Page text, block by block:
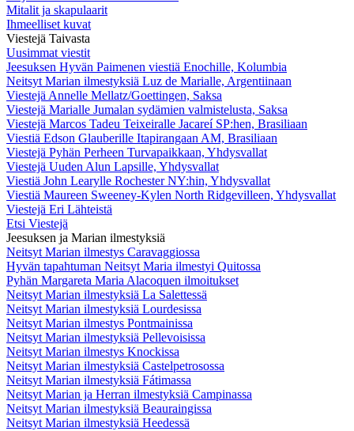
Mitalit ja skapulaarit
Ihmeelliset kuvat
Viestejä Taivasta
Uusimmat viestit
Jeesuksen Hyvän Paimenen viestiä Enochille, Kolumbia
Neitsyt Marian ilmestyksiä Luz de Marialle, Argentiinaan
Viestejä Annelle Mellatz/Goettingen, Saksa
Viestejä Marialle Jumalan sydämien valmistelusta, Saksa
Viestejä Marcos Tadeu Teixeiralle Jacareí SP:hen, Brasiliaan
Viestiä Edson Glauberille Itapirangaan AM, Brasiliaan
Viestejä Pyhän Perheen Turvapaikkaan, Yhdysvallat
Viestejä Uuden Alun Lapsille, Yhdysvallat
Viestiä John Learylle Rochester NY:hin, Yhdysvallat
Viestiä Maureen Sweeney-Kylen North Ridgevilleen, Yhdysvallat
Viestejä Eri Lähteistä
Etsi Viestejä
Jeesuksen ja Marian ilmestyksiä
Neitsyt Marian ilmestys Caravaggiossa
Hyvän tapahtuman Neitsyt Maria ilmestyi Quitossa
Pyhän Margareta Maria Alacoquen ilmoitukset
Neitsyt Marian ilmestyksiä La Salettessä
Neitsyt Marian ilmestyksiä Lourdesissa
Neitsyt Marian ilmestys Pontmainissa
Neitsyt Marian ilmestyksiä Pellevoisissa
Neitsyt Marian ilmestys Knockissa
Neitsyt Marian ilmestyksiä Castelpetrosossa
Neitsyt Marian ilmestyksiä Fátimassa
Neitsyt Marian ja Herran ilmestyksiä Campinassa
Neitsyt Marian ilmestyksiä Beauraingissa
Neitsyt Marian ilmestyksiä Heedessä